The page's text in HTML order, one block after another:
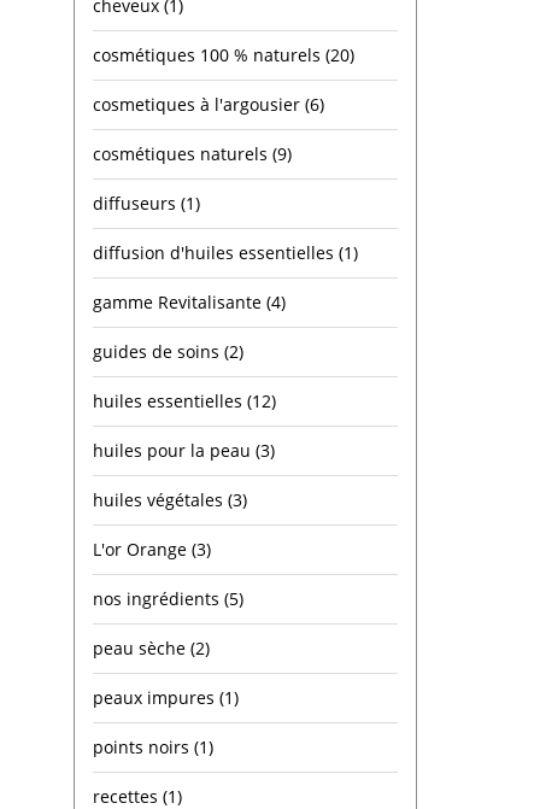
cheveux (1)
cosmétiques 100 % naturels (20)
cosmetiques à l'argousier (6)
cosmétiques naturels (9)
diffuseurs (1)
diffusion d'huiles essentielles (1)
gamme Revitalisante (4)
guides de soins (2)
huiles essentielles (12)
huiles pour la peau (3)
huiles végétales (3)
L'or Orange (3)
nos ingrédients (5)
peau sèche (2)
peaux impures (1)
points noirs (1)
recettes (1)